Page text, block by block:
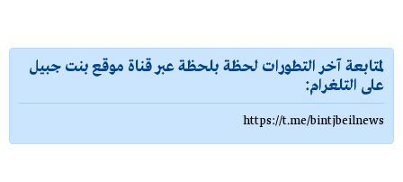
لمتابعة آخر التطورات لحظة بلحظة عبر قناة موقع بنت جبيل
على التلغرام:
https://t.me/bintjbeilnews